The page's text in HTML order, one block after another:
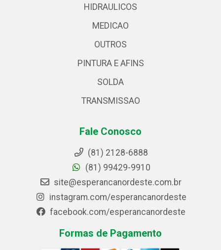
HIDRAULICOS
MEDICAO
OUTROS
PINTURA E AFINS
SOLDA
TRANSMISSAO
Fale Conosco
(81) 2128-6888
(81) 99429-9910
site@esperancanordeste.com.br
instagram.com/esperancanordeste
facebook.com/esperancanordeste
Formas de Pagamento